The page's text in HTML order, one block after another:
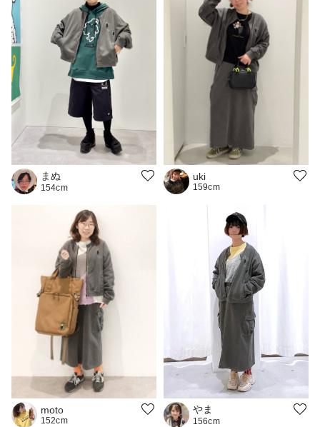
まぬ
154cm
uki
159cm
moto
152cm
やま
156cm